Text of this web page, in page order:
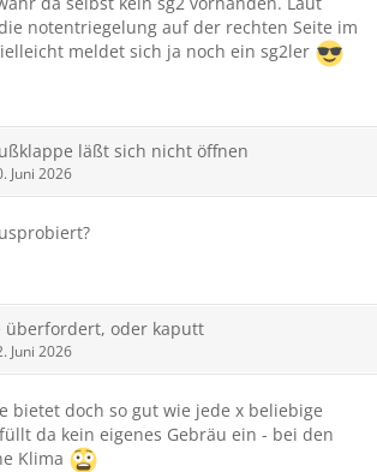
notentriegelung auf der rechten Seite im
meldet sich ja noch ein sg2ler
läßt sich nicht öffnen
Juni 2026
überfordert, oder kaputt
Juni 2026
bietet doch so gut wie jede x beliebige
da kein eigenes Gebräu ein - bei den
Klima